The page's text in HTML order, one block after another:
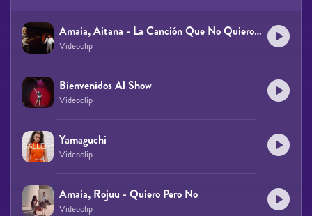
Amaia, Aitana - La Canción Que No Quiero Cantarte
Videoclip
Bienvenidos Al Show
Videoclip
Yamaguchi
Videoclip
Amaia, Rojuu - Quiero Pero No
Videoclip